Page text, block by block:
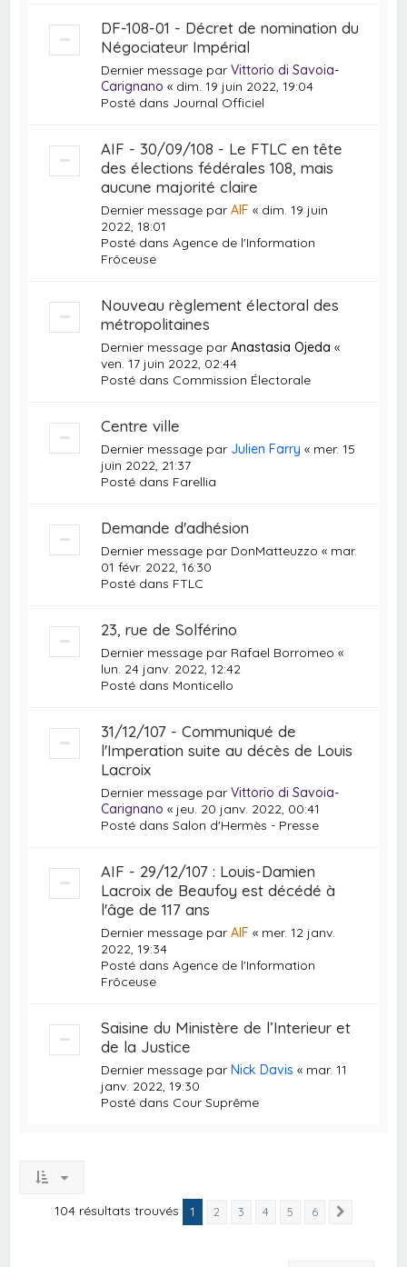
DF-108-01 - Décret de nomination du
Négociateur Impérial
Dernier message parVittorio di Savoia-
Carignano « dim. 19 juin 2022, 19:04
Posté dans Journal Officiel
AIF - 30/09/108 - Le FTLC en tête
des élections fédérales 108, mais
aucune majorité claire
Dernier message parAIF « dim. 19 juin
2022, 18:01
Posté dansAgence de l'Information
Frôceuse
Nouveau règlement électoral des
métropolitaines
Dernier message parAnastasia Ojeda «
ven. 17 juin 2022, 02:44
Posté dans Commission Électorale
Centre ville
Dernier message par Julien Farry « mer. 15
juin 2022, 21:37
Posté dans Farellia
Demande d'adhésion
Dernier message par DonMatteuzzo « mar.
01 févr. 2022, 16:30
Posté dans FTLC
23, rue de Solférino
Dernier message par Rafael Borromeo «
lun. 24 janv. 2022, 12:42
Posté dans Monticello
31/12/107 - Communiqué de
l'Imperation suite au décès de Louis
Lacroix
Dernier message parVittorio di Savoia-
Carignano « jeu. 20 janv. 2022, 00:41
Posté dansSalon d'Hermès - Presse
AIF - 29/12/107 : Louis-Damien
Lacroix de Beaufoy est décédé à
l'âge de 117 ans
Dernier message parAIF « mer. 12 janv.
2022, 19:34
Posté dansAgence de l'Information
Frôceuse
Saisine du Ministère de l’Interieur et
de la Justice
Dernier message parNick Davis « mar. 11
janv. 2022, 19:30
Posté dans Cour Suprême
104 résultats trouvés 1 2 3 4 5 6